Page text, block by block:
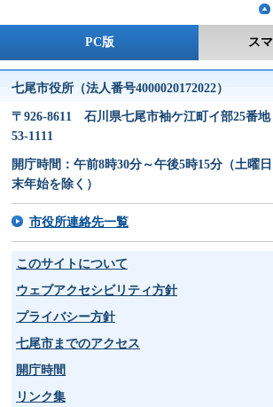
PC版 ス
七尾市役所（法人番号4000020172022）
〒926-8611 石川県七尾市袖ケ江町イ部25番
53-1111
開庁時間：午前8時30分～午後5時15分（土曜
末年始を除く）
市役所連絡先一覧
このサイトについて
ウェブアクセシビリティ方針
プライバシー方針
七尾市までのアクセス
開庁時間
リンク集